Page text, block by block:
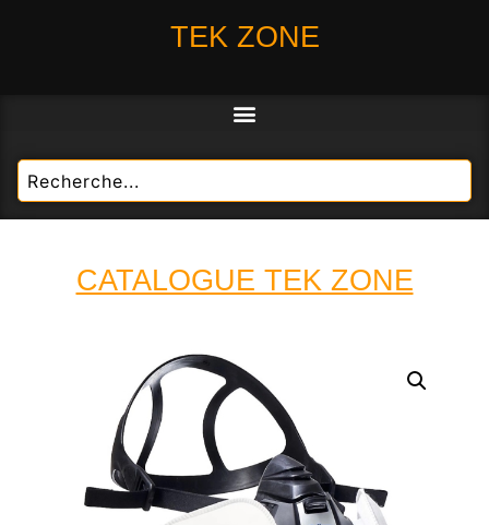
TEK ZONE
CATALOGUE TEK ZONE